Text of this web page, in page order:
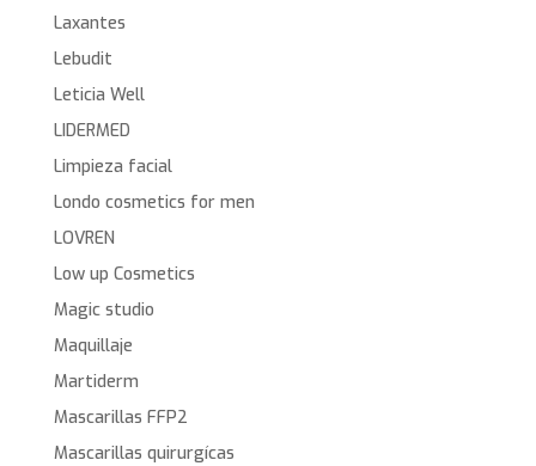
Laxantes
Lebudit
Leticia Well
LIDERMED
Limpieza facial
Londo cosmetics for men
LOVREN
Low up Cosmetics
Magic studio
Maquillaje
Martiderm
Mascarillas FFP2
Mascarillas quirurgícas